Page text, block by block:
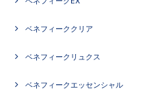
ベネフィーククリア
ベネフィークリュクス
ベネフィークエッセンシャル